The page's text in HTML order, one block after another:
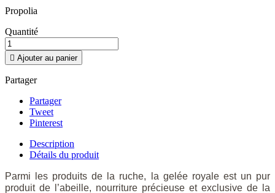
Propolia
Quantité
 Ajouter au panier
Partager
Partager
Tweet
Pinterest
Description
Détails du produit
Parmi les produits de la ruche,
la gelée royale est un pur
produit de l’abeille, nourriture précieuse et exclusive de la